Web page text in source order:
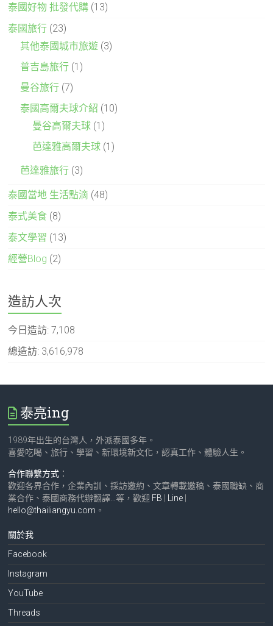
泰國好物 批發代購 (13)
泰國旅行 (23)
其他泰國城市旅遊 (3)
普吉島旅行 (1)
曼谷旅行 (7)
泰國高爾夫球介紹 (10)
曼谷高爾夫球 (1)
芭達雅高爾夫球 (1)
芭達雅旅行 (3)
泰國當地 生活點滴 (48)
泰式美食 (8)
泰文學習 (13)
經營Blog (2)
造訪人次
今日造訪:7,108
總造訪: 3,616,978
泰亮ing
1989年出生的台灣人，外派泰國多年。
喜愛吃喝、旅行、學習、新環境新文化，認真工作、體驗人生。
合作聯繫方式 ：
歡迎各界合作，企業內訓、採訪邀約、文章轉載邀稿、泰國職缺、商
業合作、泰國商務代辦翻譯…等，歡迎 FB Line
hello@thailiangyu.com 。
關於我
Facebook
Instagram
YouTube
Threads